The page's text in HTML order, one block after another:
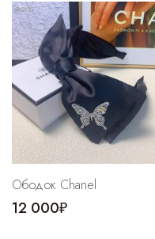
Ободок Chanel
12 000₽
Cпортивные брюки
Комбинезоны